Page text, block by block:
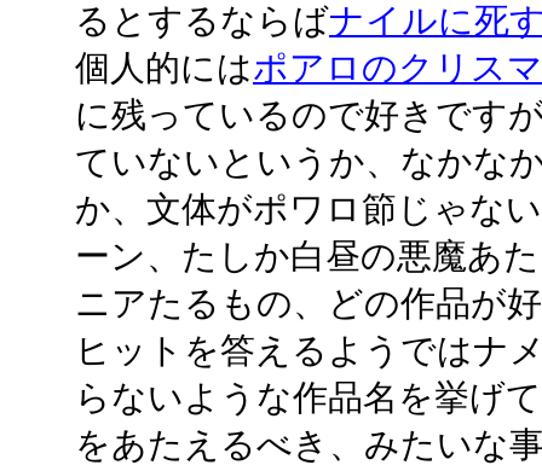
るとするならばナイルに死
個人的にはポアロのクリス
に残っているので好きです
ていないというか、なかな
か、文体がポワロ節じゃな
ーン、たしか白昼の悪魔あ
ニアたるもの、どの作品が
ヒットを答えるようではナ
らないような作品名を挙げ
をあたえるべき、みたいな